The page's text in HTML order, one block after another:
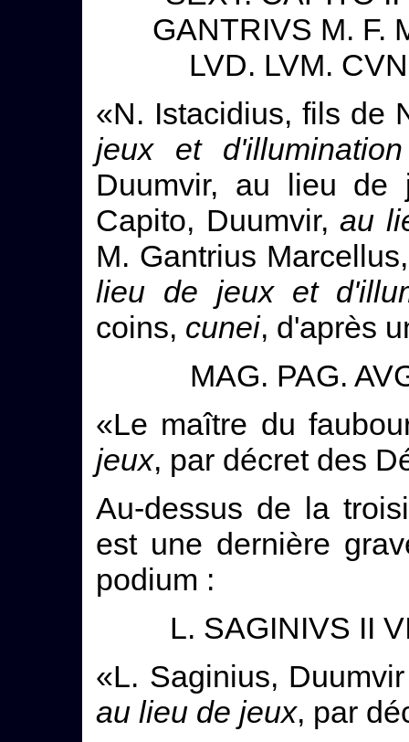
GANTRIVS M. F.
LVD. LVM.
«N. Istacidius, fils de
jeux et d'illumination
Duumvir, au lieu de
Capito, Duumvir,au
M. Gantrius
lieu de jeux et
coins, cunei, d'après
MAG. PAG.
«Le maître du
jeux, par décret des
Au-dessus de la
est une dernière
podium :
L. SAGINIVS II
«L. Saginius,
au lieu de jeux, par